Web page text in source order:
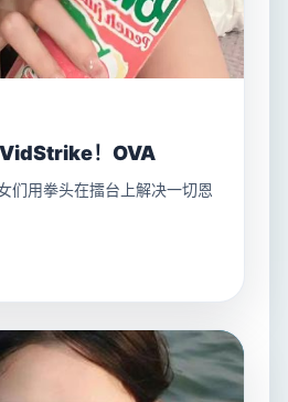
！OVA
们用拳头在擂台上解决一切恩